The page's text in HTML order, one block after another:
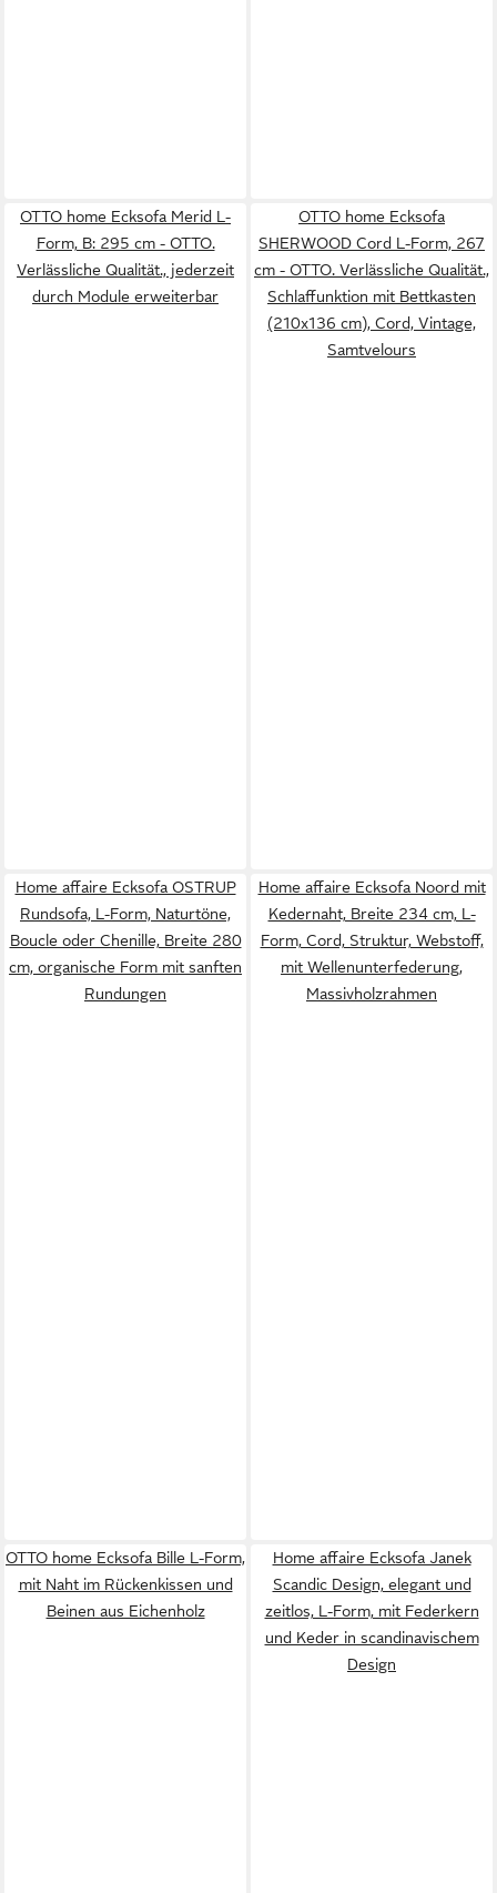
OTTO home Ecksofa Merid L-
Form, B: 295 cm - OTTO.
Verlässliche Qualität., jederzeit
durch Module erweiterbar
OTTO home Ecksofa
SHERWOOD Cord L-Form, 267
cm - OTTO. Verlässliche Qualität.,
Schlaffunktion mit Bettkasten
(210x136 cm), Cord, Vintage,
Samtvelours
Home affaire Ecksofa OSTRUP
Rundsofa, L-Form, Naturtöne,
Boucle oder Chenille, Breite 280
cm, organische Form mit sanften
Rundungen
Home affaire Ecksofa Noord mit
Kedernaht, Breite 234 cm, L-
Form, Cord, Struktur, Webstoff,
mit Wellenunterfederung,
Massivholzrahmen
OTTO home Ecksofa Bille L-Form,
mit Naht im Rückenkissen und
Beinen aus Eichenholz
Home affaire Ecksofa Janek
Scandic Design, elegant und
zeitlos, L-Form, mit Federkern
und Keder in scandinavischem
Design